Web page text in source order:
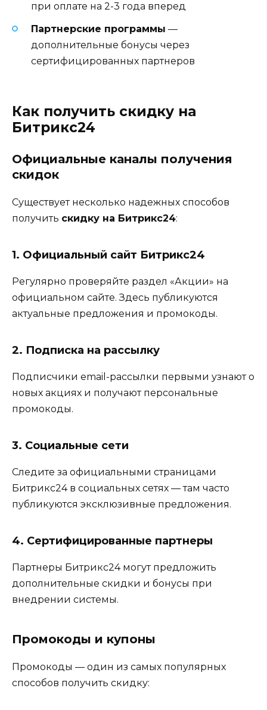
при оплате на 2-3 года вперед
Партнерские программы —
дополнительные бонусы через
сертифицированных партнеров
Как получить скидку на
Битрикс24
Официальные каналы получения
скидок
Существует несколько надежных способов
получить скидку на Битрикс24:
1. Официальный сайт Битрикс24
Регулярно проверяйте раздел «Акции» на
официальном сайте. Здесь публикуются
актуальные предложения и промокоды.
2. Подписка на рассылку
Подписчики email-рассылки первыми узнают о
новых акциях и получают персональные
промокоды.
3. Социальные сети
Следите за официальными страницами
Битрикс24 в социальных сетях — там часто
публикуются эксклюзивные предложения.
4. Сертифицированные партнеры
Партнеры Битрикс24 могут предложить
дополнительные скидки и бонусы при
внедрении системы.
Промокоды и купоны
Промокоды — один из самых популярных
способов получить скидку: